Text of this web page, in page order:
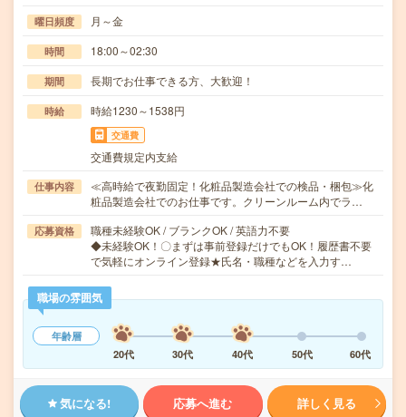
曜日頻度 月～金
時間 18:00～02:30
期間 長期でお仕事できる方、大歓迎！
時給 時給1230～1538円
交通費
交通費規定内支給
仕事内容
≪高時給で夜勤固定！化粧品製造会社での検品・梱包≫化
粧品製造会社でのお仕事です。クリーンルーム内でラ…
応募資格
職種未経験OK / ブランクOK / 英語力不要
◆未経験OK！〇まずは事前登録だけでもOK！履歴書不要
で気軽にオンライン登録★氏名・職種などを入力す…
職場の雰囲気
年齢層
20代
30代 40代 50代 60代
気になる! 応募へ進む 詳しく見る